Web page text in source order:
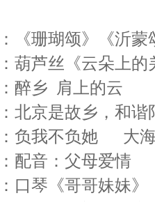
《珊瑚颂》《沂蒙
葫芦丝《云朵上
醉乡 肩上的云
北京是故乡，和谐
：负我不负她 大
配音：父母爱情
口琴《哥哥妹妹》
【喜事盈门】【亲